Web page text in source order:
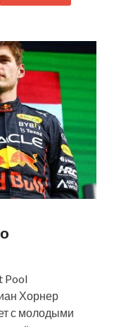
Pool
Хорнер
с молодыми